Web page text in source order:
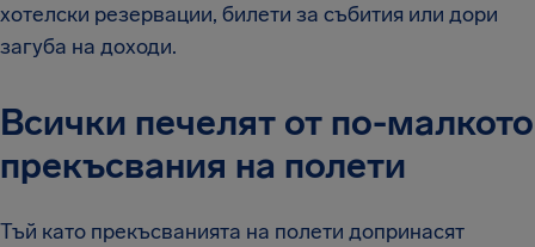
хотелски резервации, билети за събития или дори
загуба на доходи.
Всички печелят от по-малкото
прекъсвания на полети
Тъй като прекъсванията на полети допринасят